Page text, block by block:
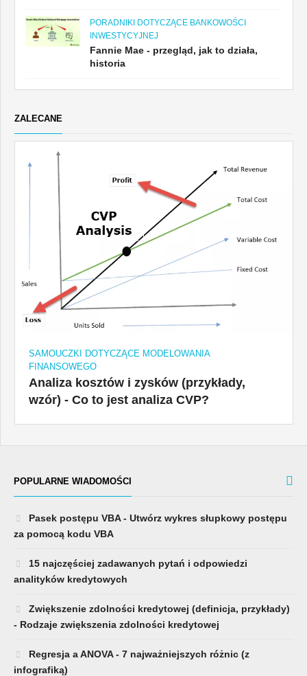
PORADNIKI DOTYCZĄCE BANKOWOŚCI
INWESTYCYJNEJ
Fannie Mae - przegląd, jak to działa,
historia
ZALECANE
SAMOUCZKI DOTYCZĄCE MODELOWANIA
FINANSOWEGO
Analiza kosztów i zysków (przykłady,
wzór) - Co to jest analiza CVP?
POPULARNE WIADOMOŚCI
Pasek postępu VBA - Utwórz wykres słupkowy postępu
za pomocą kodu VBA
15 najczęściej zadawanych pytań i odpowiedzi
analityków kredytowych
Zwiększenie zdolności kredytowej (definicja, przykłady)
- Rodzaje zwiększenia zdolności kredytowej
Regresja a ANOVA - 7 najważniejszych różnic (z
infografiką)